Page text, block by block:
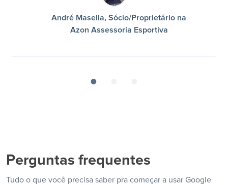
André Masella, Sócio/Proprietário na
Azon Assessoria Esportiva
Perguntas frequentes
Tudo o que você precisa saber pra começar a usar Google